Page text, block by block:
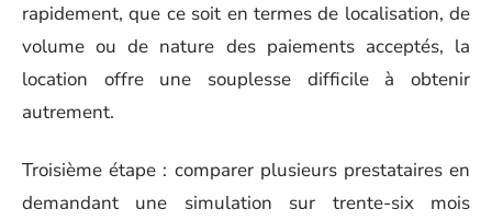
rapidement, que ce soit en termes de localisation, de
volume ou de nature des paiements acceptés, la
location offre une souplesse difficile à obtenir
autrement.
Troisième étape : comparer plusieurs prestataires en
demandant une simulation sur trente-six mois